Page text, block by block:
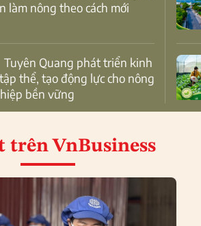
làm nông theo cách mới
thể, tạo động lực cho nông
bền vững
trên VnBusiness